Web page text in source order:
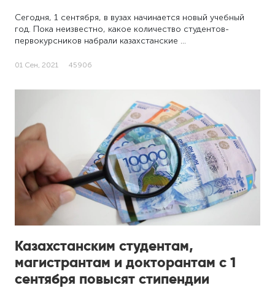
Сегодня, 1 сентября, в вузах начинается новый учебный
год. Пока неизвестно, какое количество студентов-
первокурсников набрали казахстанские …
01 Сен, 2021 45906
Казахстанским студентам,
магистрантам и докторантам с 1
сентября повысят стипендии